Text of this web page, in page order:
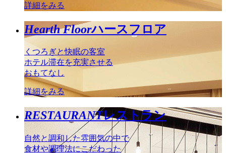
詳細をみる
Hearth Floorハースフロア
くつろぎと快眠の客室
ホテル滞在を充実させる
おもてなし
詳細をみる
RESTAURANTレストラン
自然と調和した雰囲気の中で
食材や調理法にこだわった